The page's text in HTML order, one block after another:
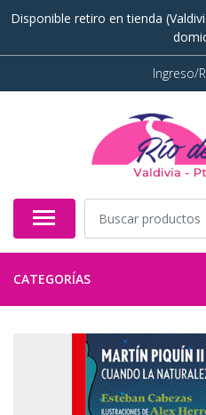
Disponible retiro en tienda
Ingreso/
CATEGORÍAS